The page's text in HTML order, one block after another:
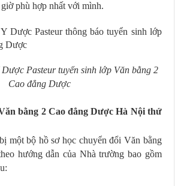
phù hợp nhất với mình.
Pasteur tuyển sinh lớp Văn bằng 2
Cao đẳng Dược
bằng 2 Cao đẳng Dược Hà Nội thứ
một bộ hồ sơ học chuyển đổi Văn bằng
hướng dẫn của Nhà trường bao gồm